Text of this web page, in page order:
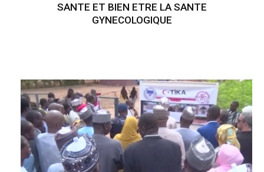
SANTE ET BIEN ETRE LA SANTE
GYNECOLOGIQUE